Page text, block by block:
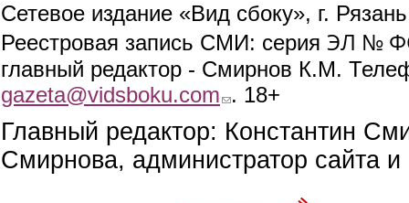
Сетевое издание «Вид сбоку», г.
Реестровая запись СМИ: серия ЭЛ №
главный редактор - Смирнов К.М.
gazeta@vidsboku.com (link sends e-mail)
. 18+
Главный редактор: Константин
Смирнова, администратор сайта